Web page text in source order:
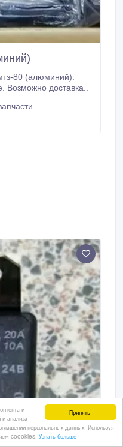
Принять!
и
анализа
персональных данных. Используя
coookies. Узнать больше
80 (алюминий).
Возможно доставка..